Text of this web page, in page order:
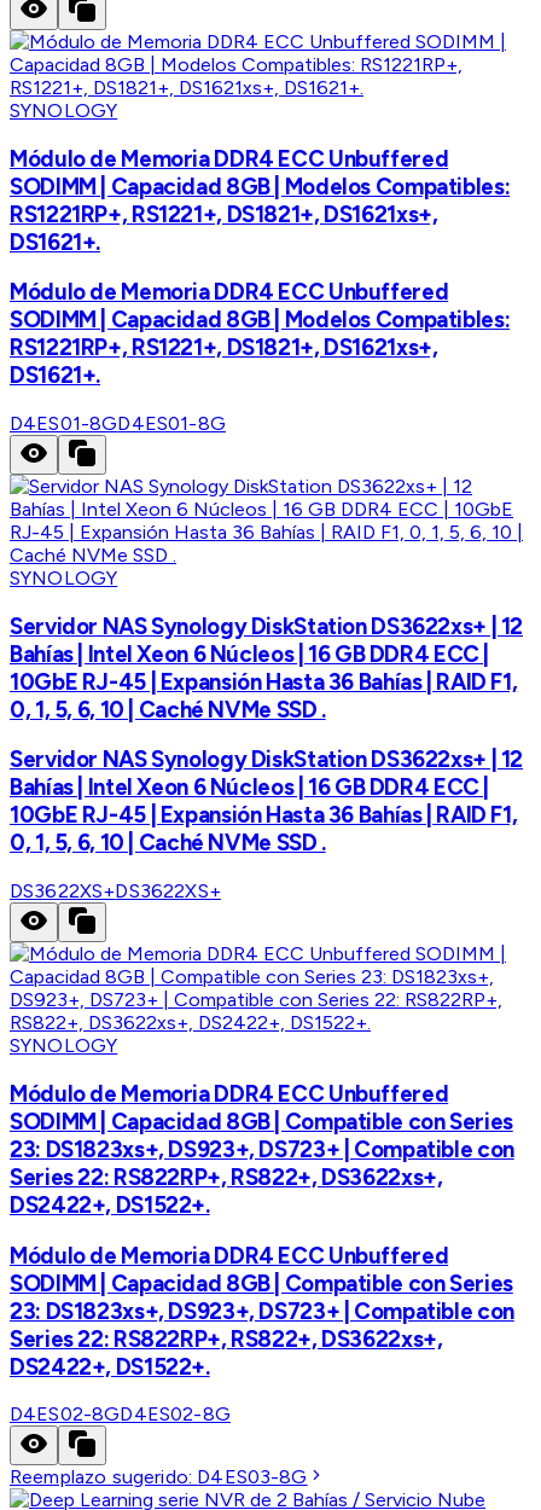
SYNOLOGY
Módulo de Memoria DDR4 ECC Unbuffered
SODIMM | Capacidad 8GB | Modelos Compatibles:
RS1221RP+, RS1221+, DS1821+, DS1621xs+,
DS1621+.
Módulo de Memoria DDR4 ECC Unbuffered
SODIMM | Capacidad 8GB | Modelos Compatibles:
RS1221RP+, RS1221+, DS1821+, DS1621xs+,
DS1621+.
D4ES01-8GD4ES01-8G
SYNOLOGY
Servidor NAS Synology DiskStation DS3622xs+ | 12
Bahías | Intel Xeon 6 Núcleos | 16 GB DDR4 ECC |
10GbE RJ-45 | Expansión Hasta 36 Bahías | RAID F1,
0, 1, 5, 6, 10 | Caché NVMe SSD .
Servidor NAS Synology DiskStation DS3622xs+ | 12
Bahías | Intel Xeon 6 Núcleos | 16 GB DDR4 ECC |
10GbE RJ-45 | Expansión Hasta 36 Bahías | RAID F1,
0, 1, 5, 6, 10 | Caché NVMe SSD .
DS3622XS+DS3622XS+
SYNOLOGY
Módulo de Memoria DDR4 ECC Unbuffered
SODIMM | Capacidad 8GB | Compatible con Series
23: DS1823xs+, DS923+, DS723+ | Compatible con
Series 22: RS822RP+, RS822+, DS3622xs+,
DS2422+, DS1522+.
Módulo de Memoria DDR4 ECC Unbuffered
SODIMM | Capacidad 8GB | Compatible con Series
23: DS1823xs+, DS923+, DS723+ | Compatible con
Series 22: RS822RP+, RS822+, DS3622xs+,
DS2422+, DS1522+.
D4ES02-8GD4ES02-8G
Reemplazo sugerido: D4ES03-8G